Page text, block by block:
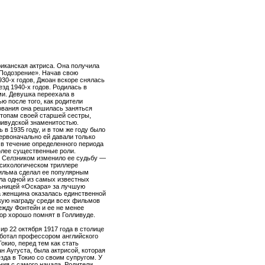
актриса. Она получила
Начав свою
х годов, Джоан вскоре снялась
1940-х годов. Родилась в
Девушка переехала в
после того, как родители
она решилась заняться
своей старшей сестры,
знаменитостью.
в 1935 году, и в том же году было
ей давали только
течение определенного периода
существенные роли.
изменило ее судьбу —
триллере
сделал ее популярным
одной из самых известных
«Оскара» за лучшую
оказалась единственной
награду среди всех фильмов
Фонтейн и ее не менее
хорошо помнят в Голливуде.
22 октября 1917 года в столице
профессором английского
перед тем как стать
была актрисой, которая
в Токио со своим супругом. У